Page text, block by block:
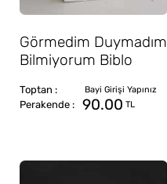
Görmedim Duymadım
Bilmiyorum Biblo
90.00 TL